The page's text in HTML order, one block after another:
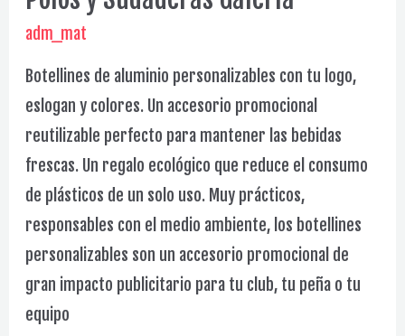
adm_mat
Botellines de aluminio personalizables con tu logo,
eslogan y colores. Un accesorio promocional
reutilizable perfecto para mantener las bebidas
frescas. Un regalo ecológico que reduce el consumo
de plásticos de un solo uso. Muy prácticos,
responsables con el medio ambiente, los botellines
personalizables son un accesorio promocional de
gran impacto publicitario para tu club, tu peña o tu
equipo